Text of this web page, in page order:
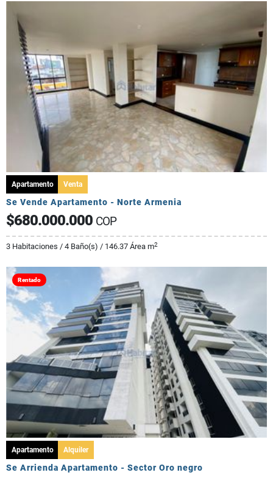
Apartamento Venta
Se Vende Apartamento - Norte Armenia
$680.000.000 COP
3 Habitaciones / 4 Baño(s) / 146.37 Área m2
Rentado
Apartamento Alquiler
Se Arrienda Apartamento - Sector Oro negro